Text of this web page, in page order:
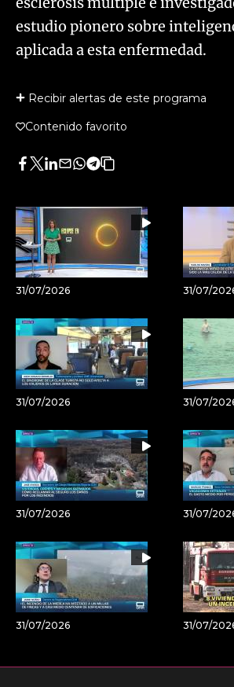
estudio pionero sobre
aplicada a esta enfermedad.
Recibir alertas de este programa
Contenido favorito
Facebook
Twitter
LinkedIn
Enviar
Whatsapp
Telegram
Copiar
artículo
31/07/2026 31/07/
31/07/2026 31/07/
31/07/2026 31/07/
31/07/2026 31/07/